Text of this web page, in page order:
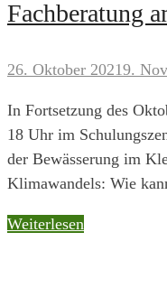
Fachberatung
26. Oktober 20219.
In Fortsetzung des
18 Uhr im
der Bewässerung im
Klimawandels: Wie
Fachberatung
Weiterlesen